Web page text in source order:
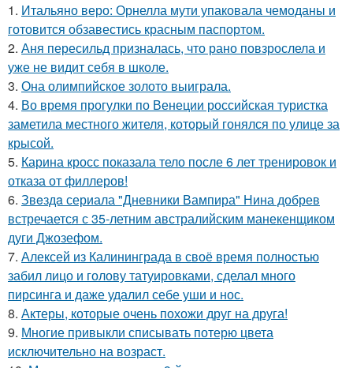
1. Итальяно веро: Орнелла мути упаковала чемоданы и
готовится обзавестись красным паспортом.
2. Аня пересильд призналась, что рано повзрослела и
уже не видит себя в школе.
3. Она олимпийское золото выиграла.
4. Во время прогулки по Венеции российская туристка
заметила местного жителя, который гонялся по улице за
крысой.
5. Карина кросс показала тело после 6 лет тренировок и
отказа от филлеров!
6. Звeздa сериала "Дневники Вампира" Нина добрев
встречается с 35-летним австралийским манекенщиком
дуги Джозефом.
7. Алексей из Калининграда в своё время полностью
забил лицо и голову татуировками, сделал много
пирсинга и даже удалил себе уши и нос.
8. Актеры, которые очень похожи друг на друга!
9. Многие привыкли списывать потерю цвета
исключительно на возраст.